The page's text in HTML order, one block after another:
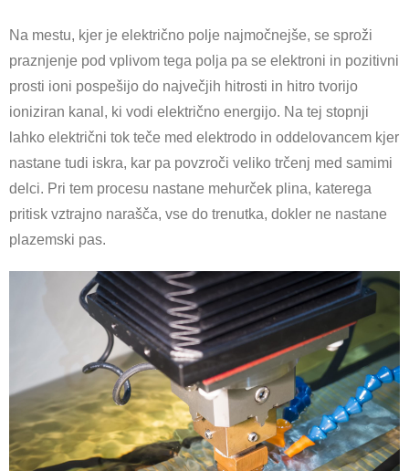
Na mestu, kjer je električno polje najmočnejše, se sproži
praznjenje pod vplivom tega polja pa se elektroni in pozitivni
prosti ioni pospešijo do največjih hitrosti in hitro tvorijo
ioniziran kanal, ki vodi električno energijo. Na tej stopnji
lahko električni tok teče med elektrodo in oddelovancem kjer
nastane tudi iskra, kar pa povzroči veliko trčenj med samimi
delci. Pri tem procesu nastane mehurček plina, katerega
pritisk vztrajno narašča, vse do trenutka, dokler ne nastane
plazemski pas.